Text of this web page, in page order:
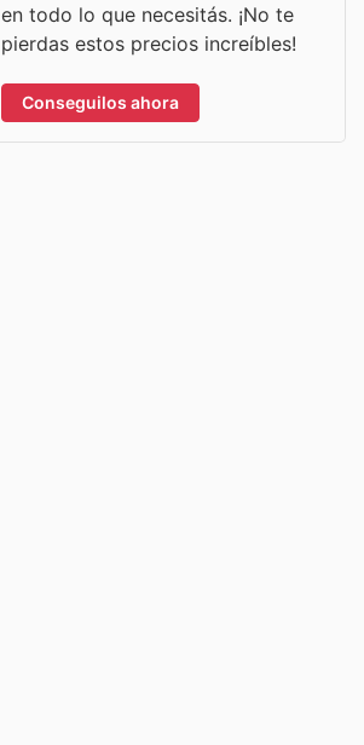
en todo lo que necesitás. ¡No te
pierdas estos precios increíbles!
Conseguilos ahora